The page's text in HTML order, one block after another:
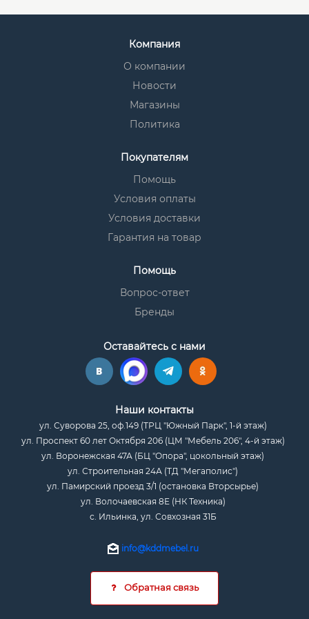
Компания
О компании
Новости
Магазины
Политика
Покупателям
Помощь
Условия оплаты
Условия доставки
Гарантия на товар
Помощь
Вопрос-ответ
Бренды
Оставайтесь с нами
Наши контакты
ул. Суворова 25, оф.149 (ТРЦ "Южный Парк", 1-й этаж)
ул. Проспект 60 лет Октября 206 (ЦМ "Мебель 206", 4-й этаж)
ул. Воронежская 47А (БЦ "Опора", цокольный этаж)
ул. Строительная 24А (ТД "Мегаполис")
ул. Памирский проезд 3/1 (остановка Вторсырье)
ул. Волочаевская 8Е (НК Техника)
с. Ильинка, ул. Совхозная 31Б
info@kddmebel.ru
Обратная связь